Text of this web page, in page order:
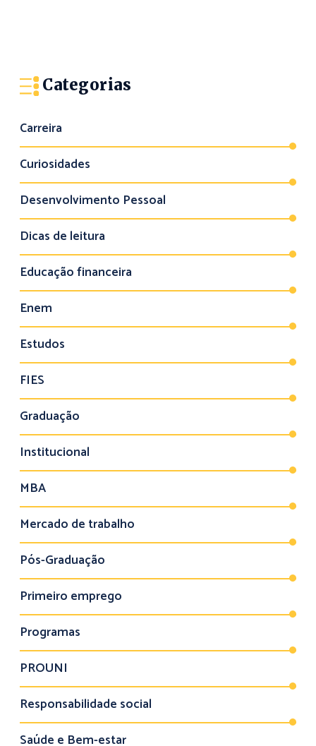
Categorias
Carreira
Curiosidades
Desenvolvimento Pessoal
Dicas de leitura
Educação financeira
Enem
Estudos
FIES
Graduação
Institucional
MBA
Mercado de trabalho
Pós-Graduação
Primeiro emprego
Programas
PROUNI
Responsabilidade social
Saúde e Bem-estar